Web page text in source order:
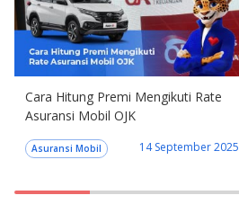
Cara Hitung Premi Mengikuti Rate
Asuransi Mobil OJK
Asuransi Mobil 14 September 2025